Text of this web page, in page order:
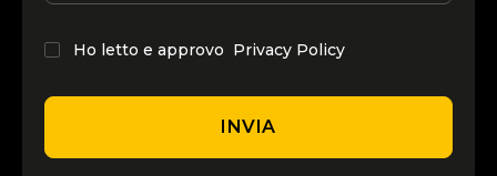
Ho letto e approvo Privacy Policy
INVIA